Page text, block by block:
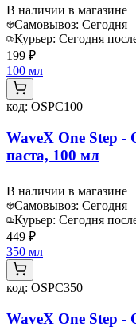
В наличии в магазине
Самовывоз: Сегодня
Курьер: Сегодня
199 ₽
100 мл
код: OSPC100
WaveX One Step
паста, 100 мл
В наличии в магазине
Самовывоз: Сегодня
Курьер: Сегодня
449 ₽
350 мл
код: OSPC350
WaveX One Step